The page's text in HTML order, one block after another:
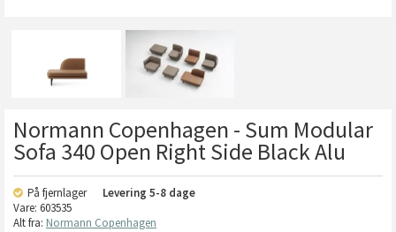
Normann Copenhagen - Sum Modular
Sofa 340 Open Right Side Black Alu
På fjernlager Levering 5-8 dage
Vare: 603535
Alt fra: Normann Copenhagen